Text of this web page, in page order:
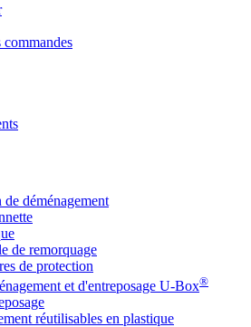
déménagement
de remorquage
de protection
et d'entreposage U-Box®
réutilisables en plastique